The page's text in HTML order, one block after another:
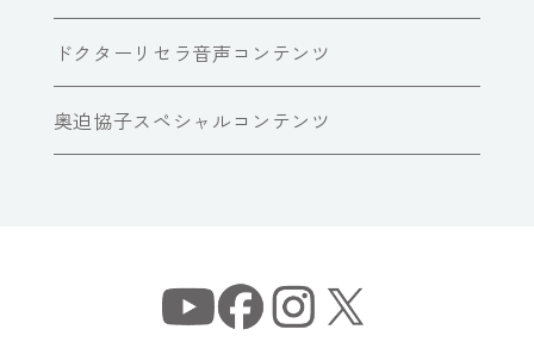
ドクターリセラ音声コンテンツ
奥迫協子スペシャルコンテンツ